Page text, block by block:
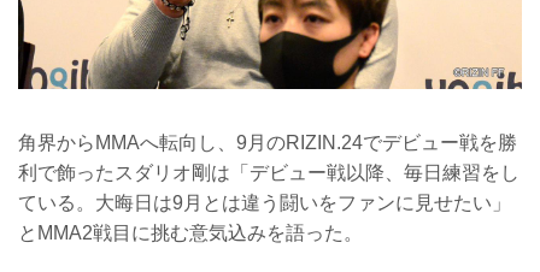
角界からMMAへ転向し、9月のRIZIN.24でデビュー戦を勝
利で飾ったスダリオ剛は「デビュー戦以降、毎日練習をし
ている。大晦日は9月とは違う闘いをファンに見せたい」
とMMA2戦目に挑む意気込みを語った。